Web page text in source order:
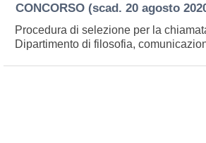
CONCORSO (scad. 20 agosto
Procedura di selezione per la
Dipartimento di filosofia,